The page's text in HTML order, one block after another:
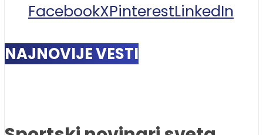
FacebookXPinterestLinkedIn
NAJNOVIJE VESTI